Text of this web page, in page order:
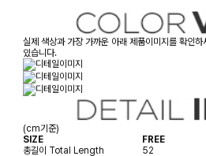
실제 색상과 가장 가까운 아래 제품이미지를 확인
있습니다.
(cm기준)
SIZE
FREE
총길이 Total Length
52